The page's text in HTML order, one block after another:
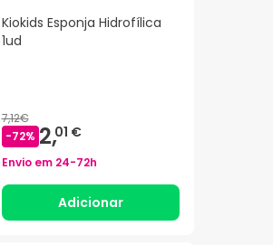
Kiokids Esponja Hidrofílica
1ud
7,12€
-72% 2,01 €
Envio em 24-72h
Adicionar